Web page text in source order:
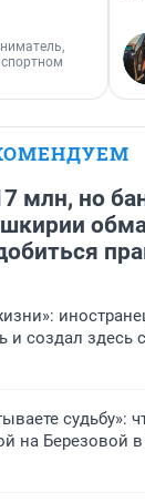
млн, но
и создал здесь
судьбу»:
на Березовой